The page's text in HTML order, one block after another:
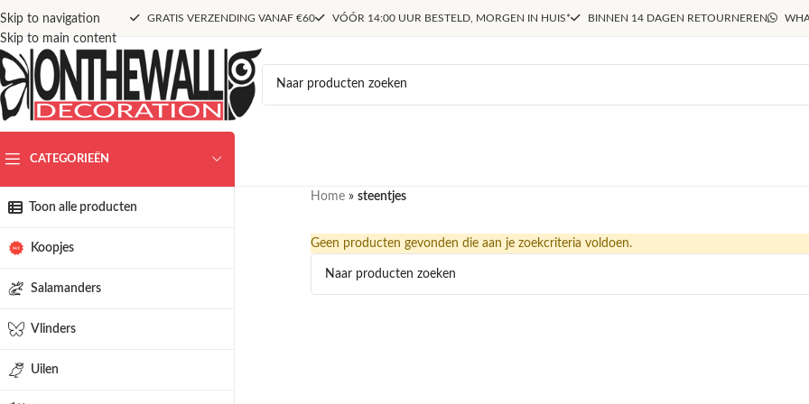
Skip to navigation
Skip to main content
GRATIS VERZENDING VANAF €60 VÓÓR 14:00 UUR BESTELD, MORGEN IN HUIS* BINNEN 14 DAGEN RETOURNEREN
CATEGORIEËN
Toon alle producten
Koopjes
Salamanders
Vlinders
Uilen
Home» steentjes
Geen producten gevonden die aan je zoekcriteria voldoen.